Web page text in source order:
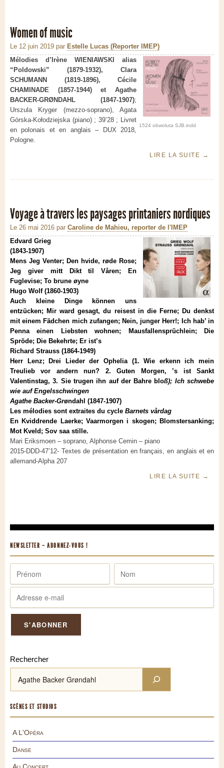
Women of music
Le 12 juin 2019 par Estelle Lucas (Reporter IMEP)
1524 obwoluta SJB.indd
Mélodies d’Irène WIENIAWSKI alias
“Poldowski” (1879-1932), Clara
SCHUMANN (1819-1896), Cécile
CHAMINADE (1857-1944) et Agathe
BACKER-GRØNDAHL
(1847-1907);
Urszula Kryger (mezzo-soprano), Agata
Górska-Kołodziejska (piano) ; 39’28 ; Livret
en polonais et en anglais – DUX 2018,
Pologne.
LIRE LA SUITE →
Voyage à travers les paysages printaniers nordiques
Le 26 mai 2016 par Caroline de Mahieu, reporter de l'IMEP
Edvard Grieg
(1843-1907)
Mens Jeg Venter; Den hvide, røde Rose;
Jeg giver mitt Dikt til Våren; En
Fuglevise; To brune øyne
Hugo Wolf (1860-1903)
Auch kleine Dinge können uns
entzücken; Mir ward gesagt, du reisest in die Ferne; Du denkst
mit einem Fädchen mich zufangen; Nein, junger Herr!; Ich hab’ in
Penna einen Liebsten wohnen; Mausfallensprüchlein; Die
Spröde; Die Bekehrte; Er ist’s
Richard Strauss (1864-1949)
Herr Lenz; Drei Lieder der Ophelia (1. Wie erkenn ich mein
Treulieb vor andern nun? 2. Guten Morgen, ’s ist Sankt
Valentinstag, 3. Sie trugen ihn auf der Bahre bloß); Ich schwebe
wie auf Engelsschwingen
Agathe Backer-Grøndahl (1847-1907)
Les mélodies sont extraites du cycle Barnets vårdag
En Kviddrende Laerke; Vaarmorgen i skogen; Blomstersanking;
Mot Kveld; Sov saa stille.
Mari Eriksmoen – soprano, Alphonse Cemin – piano
2015-DDD-47’12- Textes de présentation en français, en anglais et en
allemand-Alpha 207
LIRE LA SUITE →
NEWSLETTER – ABONNEZ-VOUS !
Rechercher
SCÈNES ET STUDIOS
A L'Opéra
Danse